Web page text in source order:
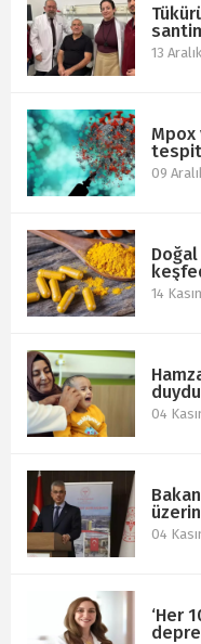
13
Mpox
09
14
duydu
04
04
‘Her